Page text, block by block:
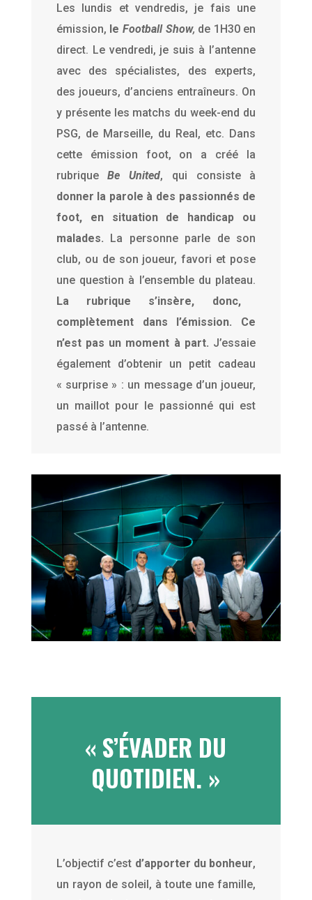
Les lundis et vendredis, je fais une
émission, le Football Show, de 1H30 en
direct. Le vendredi, je suis à l’antenne
avec des spécialistes, des experts,
des joueurs, d’anciens entraîneurs. On
y présente les matchs du week-end du
PSG, de Marseille, du Real, etc. Dans
cette émission foot, on a créé la
rubriqueBe United, qui consiste à
donner la parole à des passionnés de
foot, en situation de handicap ou
malades. La personne parle de son
club, ou de son joueur, favori et pose
une question à l’ensemble du plateau.
La rubrique s’insère, donc,
complètement dans l’émission. Ce
n’est pas un moment à part. J’essaie
également d’obtenir un petit cadeau
« surprise » : un message d’un joueur,
un maillot pour le passionné qui est
passé à l’antenne.
« S’ÉVADER DU
QUOTIDIEN. »
L’objectif c’est d’apporter du bonheur,
un rayon de soleil, à toute une famille,